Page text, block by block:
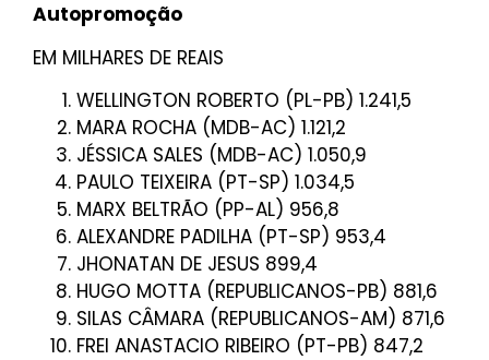
Autopromoção
EM MILHARES DE REAIS
WELLINGTON ROBERTO (PL-PB) 1.241,5
MARA ROCHA (MDB-AC) 1.121,2
JÉSSICA SALES (MDB-AC) 1.050,9
PAULO TEIXEIRA (PT-SP) 1.034,5
MARX BELTRÃO (PP-AL) 956,8
ALEXANDRE PADILHA (PT-SP) 953,4
JHONATAN DE JESUS 899,4
HUGO MOTTA (REPUBLICANOS-PB) 881,6
SILAS CÂMARA (REPUBLICANOS-AM) 871,6
FREI ANASTACIO RIBEIRO (PT-PB) 847,2